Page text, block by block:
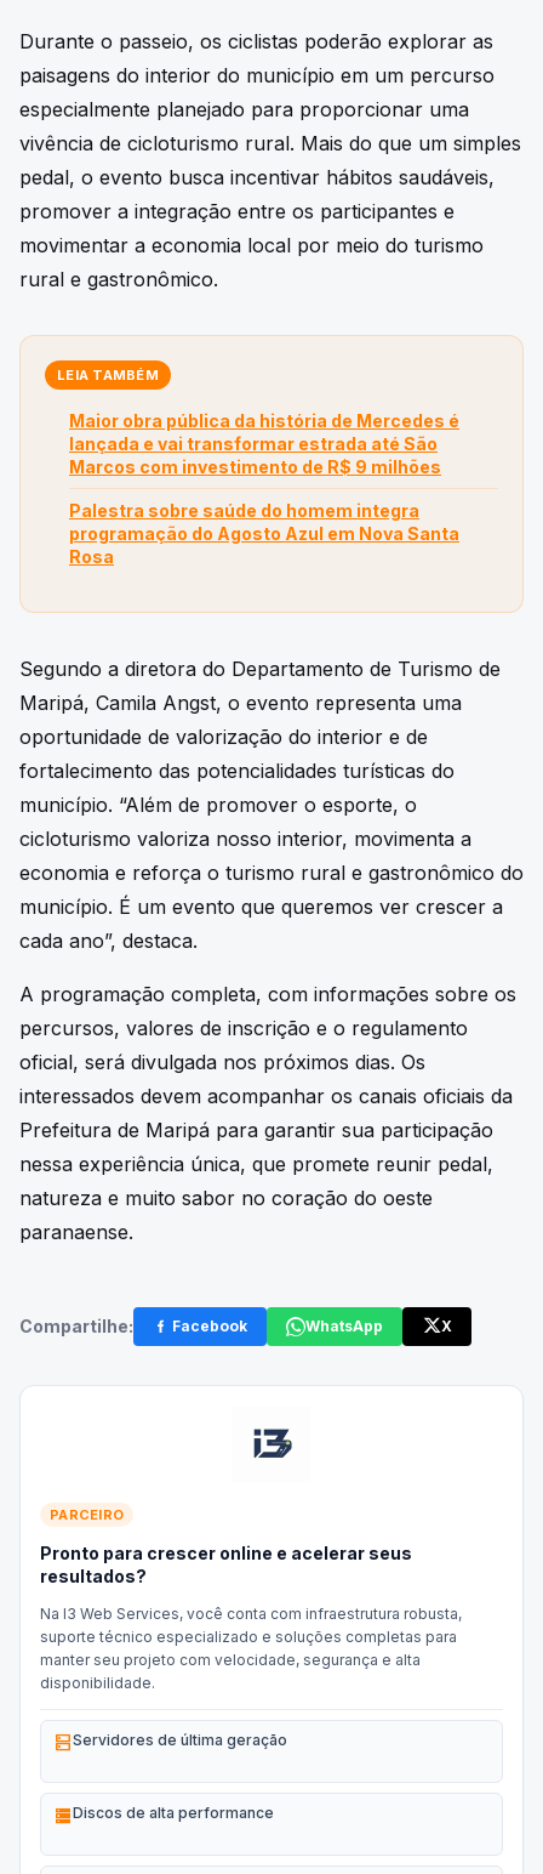
Durante o passeio, os ciclistas poderão explorar as
paisagens do interior do município em um percurso
especialmente planejado para proporcionar uma
vivência de cicloturismo rural. Mais do que um simples
pedal, o evento busca incentivar hábitos saudáveis,
promover a integração entre os participantes e
movimentar a economia local por meio do turismo
rural e gastronômico.
LEIA TAMBÉM
Maior obra pública da história de Mercedes é
lançada e vai transformar estrada até São
Marcos com investimento de R$ 9 milhões
Palestra sobre saúde do homem integra
programação do Agosto Azul em Nova Santa
Rosa
Segundo a diretora do Departamento de Turismo de
Maripá, Camila Angst, o evento representa uma
oportunidade de valorização do interior e de
fortalecimento das potencialidades turísticas do
município. “Além de promover o esporte, o
cicloturismo valoriza nosso interior, movimenta a
economia e reforça o turismo rural e gastronômico do
município. É um evento que queremos ver crescer a
cada ano”, destaca.
A programação completa, com informações sobre os
percursos, valores de inscrição e o regulamento
oficial, será divulgada nos próximos dias. Os
interessados devem acompanhar os canais oficiais da
Prefeitura de Maripá para garantir sua participação
nessa experiência única, que promete reunir pedal,
natureza e muito sabor no coração do oeste
paranaense.
Compartilhe: Facebook WhatsApp X
PARCEIRO
Pronto para crescer online e acelerar seus
resultados?
Na I3 Web Services, você conta com infraestrutura robusta,
suporte técnico especializado e soluções completas para
manter seu projeto com velocidade, segurança e alta
disponibilidade.
dnsServidores de última geração
storageDiscos de alta performance